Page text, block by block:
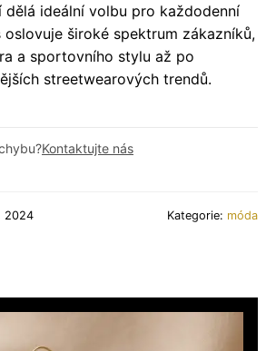
dělá ideální volbu pro každodenní
oslovuje široké spektrum zákazníků,
a sportovního stylu až po
streetwearových trendů.
Kontaktujte nás
2024 Kategorie: móda